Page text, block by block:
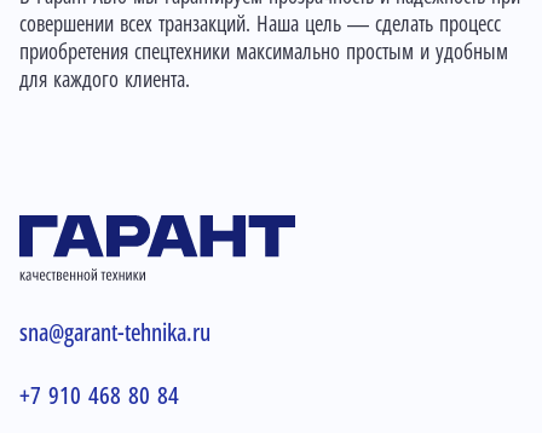
совершении всех транзакций. Наша цель — сделать процесс
приобретения спецтехники максимально простым и удобным
для каждого клиента.
sna@garant-tehnika.ru
+7 910 468 80 84